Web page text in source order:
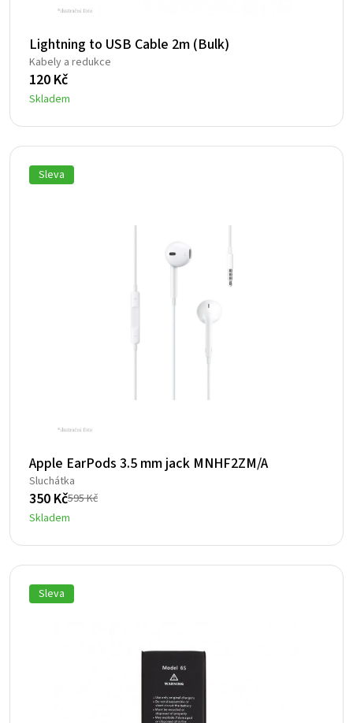
Lightning to USB Cable 2m (Bulk)
Kabely a redukce
120 Kč
Skladem
Sleva
Apple EarPods 3.5 mm jack MNHF2ZM/A
Sluchátka
595Kč
Původní
cena
byla:
595 Kč.
350 Kč
Aktuální
cena
je:
350 Kč.
Skladem
Sleva